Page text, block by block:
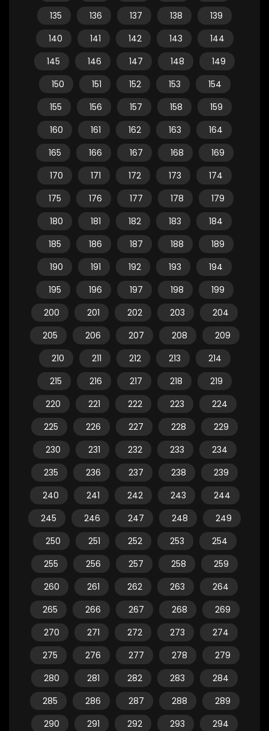
135
136 137 138
139
140
141 142 143
144
145
146 147 148
149
150
151 152 153
154
155
156 157 158
159
160
161 162 163
164
165
166 167 168
169
170
171 172 173
174
175
176 177 178
179
180
181 182 183
184
185
186 187 188
189
190
191 192 193
194
195
196 197 198
199
200
201 202 203
204
205
206 207 208
209
210
211 212 213
214
215
216 217 218
219
220
221 222 223
224
225
226 227 228
229
230
231 232 233
234
235
236 237 238
239
240
241 242 243
244
245
246 247 248
249
250
251 252 253
254
255
256 257 258
259
260
261 262 263
264
265
266 267 268
269
270
271 272 273
274
275
276 277 278
279
280
281 282 283
284
285
286 287 288
289
290
291 292 293
294